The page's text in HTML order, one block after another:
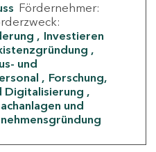
Fördernehmer:
Investieren
und
Forschung,
Digitalisierung
und